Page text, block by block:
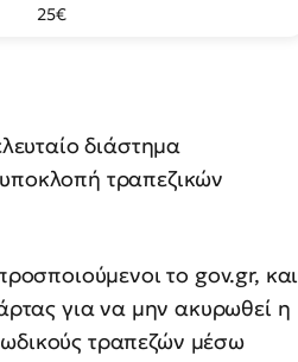
25€
διάστημα
τραπεζικών
το gov.gr, και
για να μην ακυρωθεί η
τραπεζών μέσω